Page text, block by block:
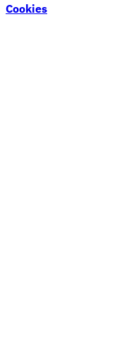
Cookies